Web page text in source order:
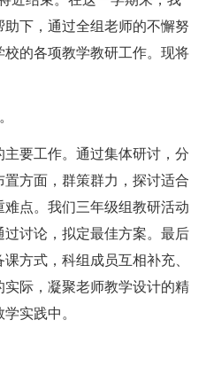
下，通过全组老师的不懈努
的各项教学教研工作。现将
要工作。通过集体研讨，分
方面，群策群力，探讨适合
点。我们三年级组教研活动
讨论，拟定最佳方案。最后
方式，科组成员互相补充、
际，凝聚老师教学设计的精
实践中。